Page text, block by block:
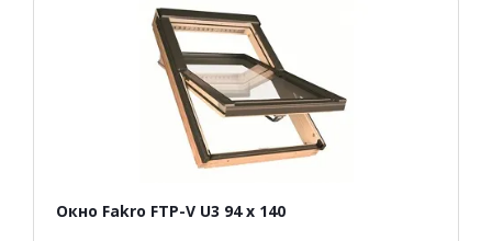
Окно Fakro FTP-V U3 94 х 140